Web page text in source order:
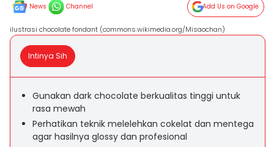
News Channel Add Us on Google
ilustrasi chocolate fondant (commons.wikimedia.org/Misaochan)
Intinya Sih
Gunakan dark chocolate berkualitas tinggi untuk
rasa mewah
Perhatikan teknik melelehkan cokelat dan mentega
agar hasilnya glossy dan profesional